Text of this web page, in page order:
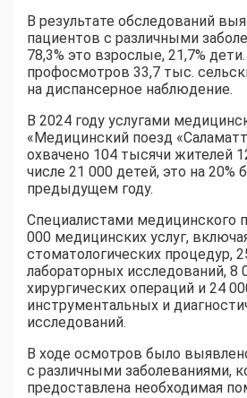
В результате обследований
пациентов с различными
78,3% это взрослые, 21,7%
профосмотров 33,7 тыс.
на диспансерное наблюдение.
В 2024 году услугами
«Медицинский поезд
охвачено 104 тысячи жителей
числе 21 000 детей, это на 20%
предыдущем году.
Специалистами медицинского
000 медицинских услуг,
стоматологических процедур,
лабораторных исследований, 8
хирургических операций и 24
инструментальных и
исследований.
В ходе осмотров было
с различными заболеваниями,
предоставлена необходимая